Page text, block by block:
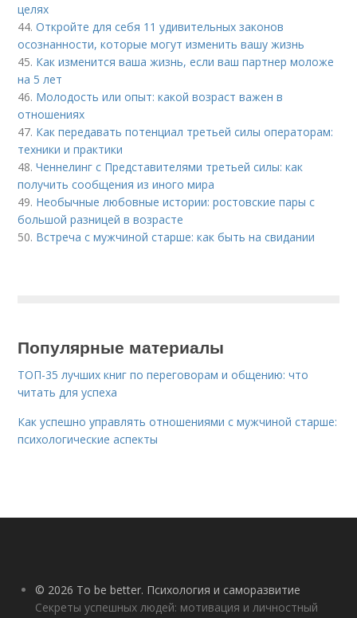
целях
44.Откройте для себя 11 удивительных законов
осознанности, которые могут изменить вашу жизнь
45. Как изменится ваша жизнь, если ваш партнер моложе
на 5 лет
46. Молодость или опыт: какой возраст важен в
отношениях
47. Как передавать потенциал третьей силы операторам:
техники и практики
48.Ченнелинг с Представителями третьей силы: как
получить сообщения из иного мира
49. Необычные любовные истории: ростовские пары с
большой разницей в возрасте
50. Встреча с мужчиной старше: как быть на свидании
Популярные материалы
ТОП-35 лучших книг по переговорам и общению: что
читать для успеха
Как успешно управлять отношениями с мужчиной старше:
психологические аспекты
© 2026 To be better. Психология и саморазвитие
Секреты успешных людей: мотивация и личностный